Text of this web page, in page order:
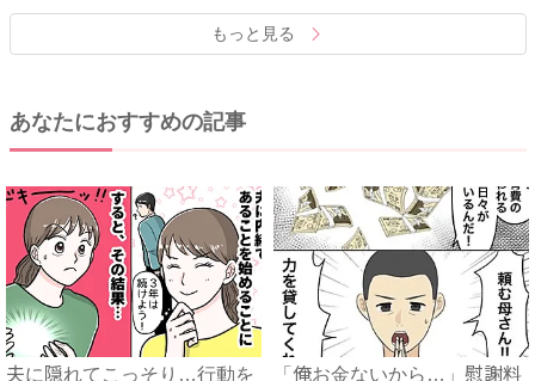
もっと見る
あなたにおすすめの記事
夫に隠れてこっそり…行動を
「俺お金ないから…」慰謝料